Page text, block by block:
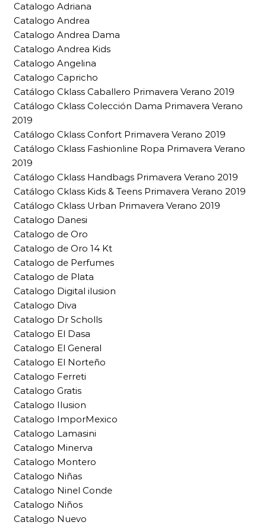
Catalogo Adriana
Catalogo Andrea
Catalogo Andrea Dama
Catalogo Andrea Kids
Catalogo Angelina
Catalogo Capricho
Catálogo Cklass Caballero Primavera Verano 2019
Catálogo Cklass Colección Dama Primavera Verano
2019
Catálogo Cklass Confort Primavera Verano 2019
Catálogo Cklass Fashionline Ropa Primavera Verano
2019
Catálogo Cklass Handbags Primavera Verano 2019
Catálogo Cklass Kids & Teens Primavera Verano 2019
Catálogo Cklass Urban Primavera Verano 2019
Catalogo Danesi
Catalogo de Oro
Catalogo de Oro 14 Kt
Catalogo de Perfumes
Catalogo de Plata
Catalogo Digital ilusion
Catalogo Diva
Catalogo Dr Scholls
Catalogo El Dasa
Catalogo El General
Catalogo El Norteño
Catalogo Ferreti
Catalogo Gratis
Catalogo Ilusion
Catalogo ImporMexico
Catalogo Lamasini
Catalogo Minerva
Catalogo Montero
Catalogo Niñas
Catalogo Ninel Conde
Catalogo Niños
Catalogo Nuevo